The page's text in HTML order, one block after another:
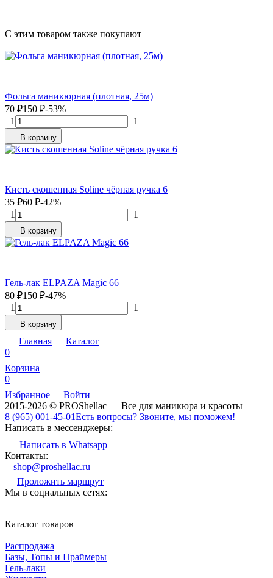
C этим товаром также покупают
Фольга маникюрная (плотная, 25м)
70 ₽150 ₽-53%
1
1
В корзину
Кисть скошенная Soline чёрная ручка 6
35 ₽60 ₽-42%
1
1
В корзину
Гель-лак ELPAZA Magic 66
80 ₽150 ₽-47%
1
1
В корзину
Главная
Каталог
0
Корзина
0
Избранное
Войти
2015-2026 © PROShellac — Все для маникюра и красоты
8 (965) 001-45-01Есть вопросы? Звоните, мы поможем!
Написать в мессенджеры:
Написать в Whatsapp
Контакты:
shop@proshellac.ru
Проложить маршрут
Мы в социальных сетях:
Каталог товаров
Распродажа
Базы, Топы и Праймеры
Гель-лаки